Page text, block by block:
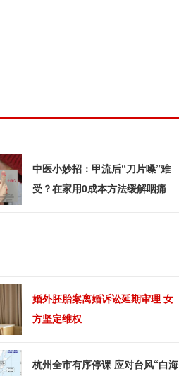
中医小妙招：甲流后“刀片嗓”难
受？在家用0成本方法缓解咽痛
婚外胚胎案离婚诉讼延期审理 女
方坚定维权
杭州全市有序停课 应对台风“白海